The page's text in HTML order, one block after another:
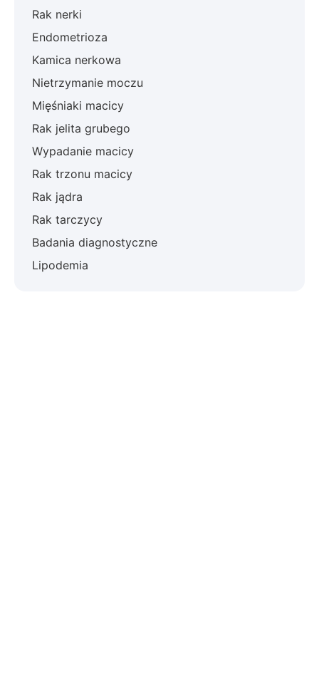
Rak nerki
Endometrioza
Kamica nerkowa
Nietrzymanie moczu
Mięśniaki macicy
Rak jelita grubego
Wypadanie macicy
Rak trzonu macicy
Rak jądra
Rak tarczycy
Badania diagnostyczne
Lipodemia